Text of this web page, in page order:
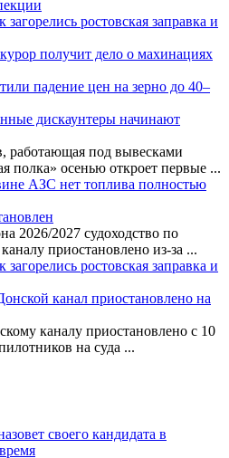
ростовская заправка и
получит дело о махинациях
падение цен на зерно до 40–
дискаунтеры начинают
работающая под вывесками
полка» осенью откроет первые ...
АЗС нет топлива полностью
2026/2027 судоходство по
приостановлено из-за ...
ростовская заправка и
канал приостановлено на
каналу приостановлено с 10
на суда ...